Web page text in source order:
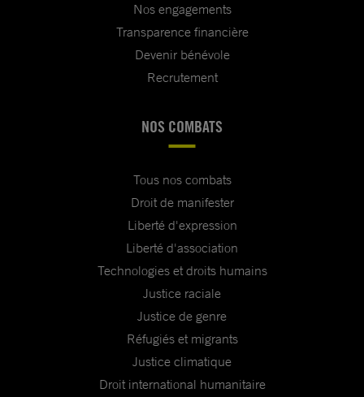
Nos engagements
Transparence financière
Devenir bénévole
Recrutement
NOS COMBATS
Tous nos combats
Droit de manifester
Liberté d'expression
Liberté d'association
Technologies et droits humains
Justice raciale
Justice de genre
Réfugiés et migrants
Justice climatique
Droit international humanitaire